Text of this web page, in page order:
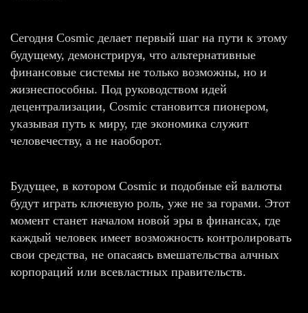
Сегодня Cosmic делает первый шаг на пути к этому
будущему, демонстрируя, что альтернативные
финансовые системы не только возможны, но и
жизнеспособны. Под руководством идей
децентрализации, Cosmic становится пионером,
указывая путь к миру, где экономика служит
человечеству, а не наоборот.
Будущее, в котором Cosmic и подобные ей валюты
будут играть ключевую роль, уже не за горами. Этот
момент станет началом новой эры в финансах, где
каждый человек имеет возможность контролировать
свои средства, не опасаясь вмешательства алчных
корпораций или всевластных правительств.